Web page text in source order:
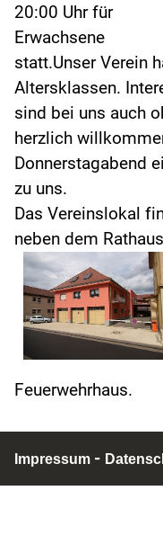
20:00 Uhr für
Erwachsene
statt.Unser Verein
Altersklassen.
sind bei uns auch
herzlich
Donnerstagabend
zu uns.
Das Vereinslokal
neben dem
Feuerwehrhaus.
Impressum -